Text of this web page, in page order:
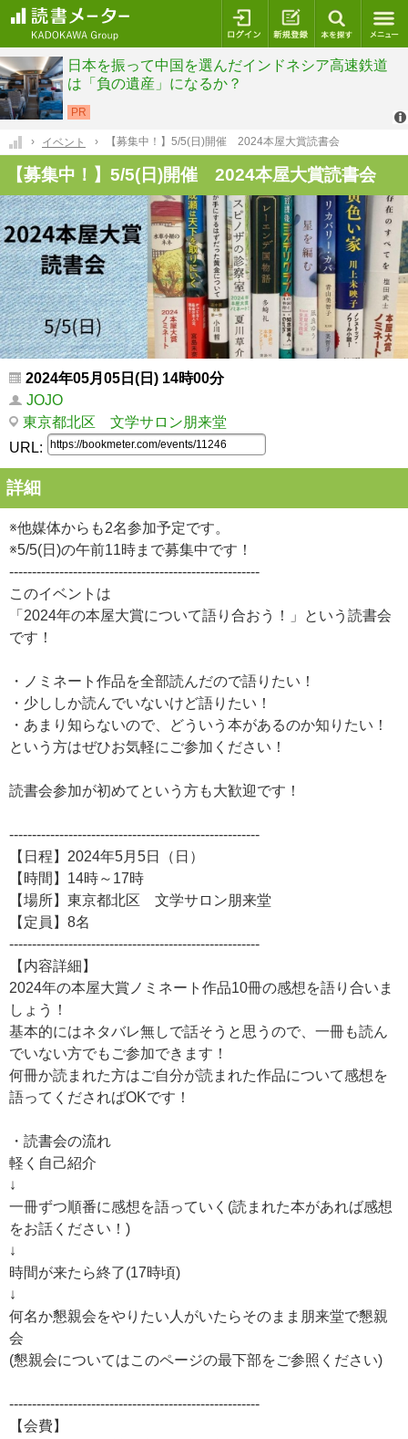
ログイン 新規登録
イベント 【募集中！】5/5(日)開催 2024本屋大賞読書会
【募集中！】5/5(日)開催 2024本屋大賞読書会
2024年05月05日(日) 14時00分
JOJO
東京都北区 文学サロン朋来堂
URL:
詳細
※他媒体からも2名参加予定です。
※5/5(日)の午前11時まで募集中です！
-------------------------------------------------------
このイベントは
「2024年の本屋大賞について語り合おう！」という読書会
です！
・ノミネート作品を全部読んだので語りたい！
・少ししか読んでいないけど語りたい！
・あまり知らないので、どういう本があるのか知りたい！
という方はぜひお気軽にご参加ください！
読書会参加が初めてという方も大歓迎です！
-------------------------------------------------------
【日程】2024年5月5日（日）
【時間】14時～17時
【場所】東京都北区 文学サロン朋来堂
【定員】8名
-------------------------------------------------------
【内容詳細】
2024年の本屋大賞ノミネート作品10冊の感想を語り合いま
しょう！
基本的にはネタバレ無しで話そうと思うので、一冊も読ん
でいない方でもご参加できます！
何冊か読まれた方はご自分が読まれた作品について感想を
語ってくださればOKです！
・読書会の流れ
軽く自己紹介
↓
一冊ずつ順番に感想を語っていく(読まれた本があれば感想
をお話ください！)
↓
時間が来たら終了(17時頃)
↓
何名か懇親会をやりたい人がいたらそのまま朋来堂で懇親
会
(懇親会についてはこのページの最下部をご参照ください)
-------------------------------------------------------
【会費】